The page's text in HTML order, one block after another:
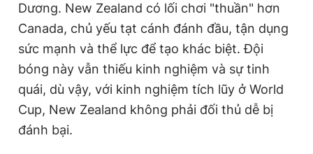
Dương. New Zealand có lối chơi "thuần" hơn
Canada, chủ yếu tạt cánh đánh đầu, tận dụng
sức mạnh và thể lực để tạo khác biệt. Đội
bóng này vẫn thiếu kinh nghiệm và sự tinh
quái, dù vậy, với kinh nghiệm tích lũy ở World
Cup, New Zealand không phải đối thủ dễ bị
đánh bại.